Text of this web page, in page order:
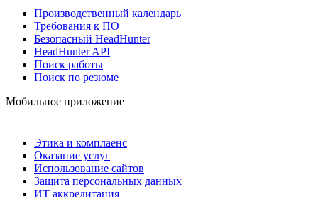
Производственный календарь
Требования к ПО
Безопасный HeadHunter
HeadHunter API
Поиск работы
Поиск по резюме
Мобильное приложение
Этика и комплаенс
Оказание услуг
Использование сайтов
Защита персональных данных
ИТ аккредитация